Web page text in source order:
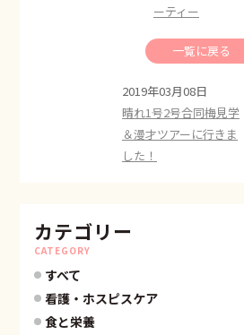
ーティー
一覧に戻る
2019年03月08日
晴れ1号2号合同梅見学
＆漫才ツアーに行きま
した！
カテゴリー
CATEGORY
すべて
看護・ホスピスケア
食と栄養